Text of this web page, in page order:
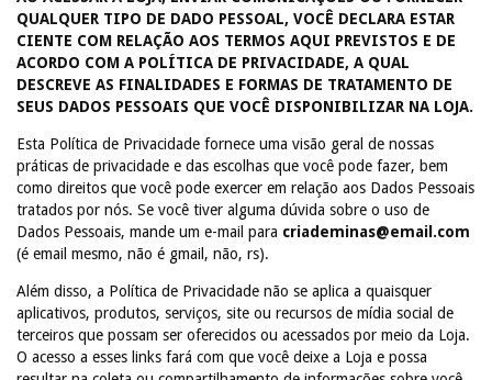
QUALQUER TIPO DE DADO PESSOAL, VOCÊ DECLARA ESTAR
CIENTE COM RELAÇÃO AOS TERMOS AQUI PREVISTOS E DE
ACORDO COM A POLÍTICA DE PRIVACIDADE, A QUAL
DESCREVE AS FINALIDADES E FORMAS DE TRATAMENTO DE
SEUS DADOS PESSOAIS QUE VOCÊ DISPONIBILIZAR NA LOJA.
Esta Política de Privacidade fornece uma visão geral de nossas
práticas de privacidade e das escolhas que você pode fazer, bem
como direitos que você pode exercer em relação aos Dados Pessoais
tratados por nós. Se você tiver alguma dúvida sobre o uso de
Dados Pessoais, mande um e-mail para criademinas@email.com
(é email mesmo, não é gmail, não, rs).
Além disso, a Política de Privacidade não se aplica a quaisquer
aplicativos, produtos, serviços, site ou recursos de mídia social de
terceiros que possam ser oferecidos ou acessados por meio da Loja.
O acesso a esses links fará com que você deixe a Loja e possa